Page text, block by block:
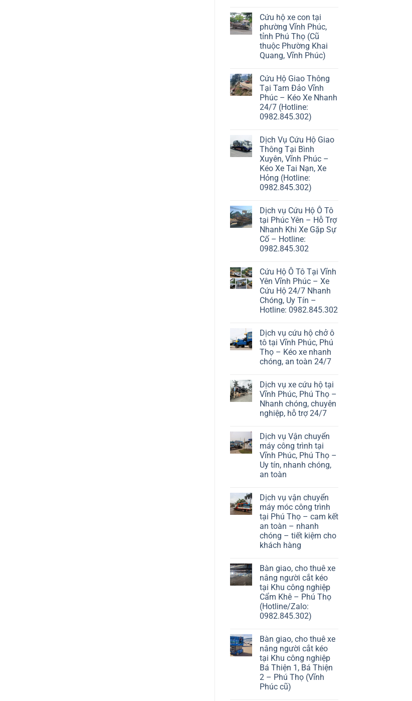
Cứu hộ xe con tại
phường Vĩnh Phúc,
tỉnh Phú Thọ (Cũ
thuộc Phường Khai
Quang, Vĩnh Phúc)
Cứu Hộ Giao Thông
Tại Tam Đảo Vĩnh
Phúc – Kéo Xe Nhanh
24/7 (Hotline:
0982.845.302)
Dịch Vụ Cứu Hộ Giao
Thông Tại Bình
Xuyên, Vĩnh Phúc –
Kéo Xe Tai Nạn, Xe
Hỏng (Hotline:
0982.845.302)
Dịch vụ Cứu Hộ Ô Tô
tại Phúc Yên – Hỗ Trợ
Nhanh Khi Xe Gặp Sự
Cố – Hotline:
0982.845.302
Cứu Hộ Ô Tô Tại Vĩnh
Yên Vĩnh Phúc – Xe
Cứu Hộ 24/7 Nhanh
Chóng, Uy Tín –
Hotline: 0982.845.302
Dịch vụ cứu hộ chở ô
tô tại Vĩnh Phúc, Phú
Thọ – Kéo xe nhanh
chóng, an toàn 24/7
Dịch vụ xe cứu hộ tại
Vĩnh Phúc, Phú Thọ –
Nhanh chóng, chuyên
nghiệp, hỗ trợ 24/7
Dịch vụ Vận chuyển
máy công trình tại
Vĩnh Phúc, Phú Thọ –
Uy tín, nhanh chóng,
an toàn
Dịch vụ vận chuyển
máy móc công trình
tại Phú Thọ – cam kết
an toàn – nhanh
chóng – tiết kiệm cho
khách hàng
Bàn giao, cho thuê xe
nâng người cắt kéo
tại Khu công nghiệp
Cẩm Khê – Phú Thọ
(Hotline/Zalo:
0982.845.302)
Bàn giao, cho thuê xe
nâng người cắt kéo
tại Khu công nghiệp
Bá Thiện 1, Bá Thiện
2 – Phú Thọ (Vĩnh
Phúc cũ)